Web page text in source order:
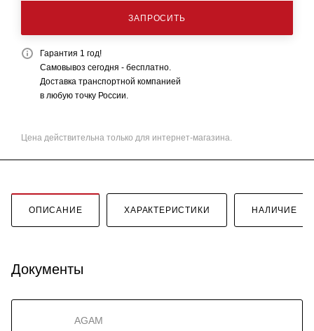
ЗАПРОСИТЬ
Гарантия 1 год!
Самовывоз сегодня - бесплатно.
Доставка транспортной компанией
в любую точку России.
Цена действительна только для интернет-магазина.
ОПИСАНИЕ ХАРАКТЕРИСТИКИ НАЛИЧИЕ
Документы
AGAM